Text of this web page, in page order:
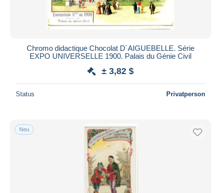
Chromo didactique Chocolat D´AIGUEBELLE. Série
EXPO UNIVERSELLE 1900. Palais du Génie Civil
± 3,82 $
Status Privatperson
Neu